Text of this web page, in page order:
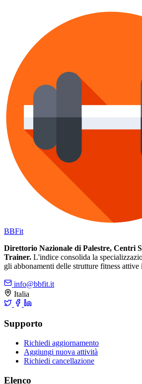
BBFit
Direttorio Nazionale di Palestre, Centri
Trainer. L'indice consolida la
gli abbonamenti delle strutture fitness attive
info@bbfit.it
Italia
Supporto
Richiedi aggiornamento
Aggiungi nuova attività
Richiedi cancellazione
Elenco